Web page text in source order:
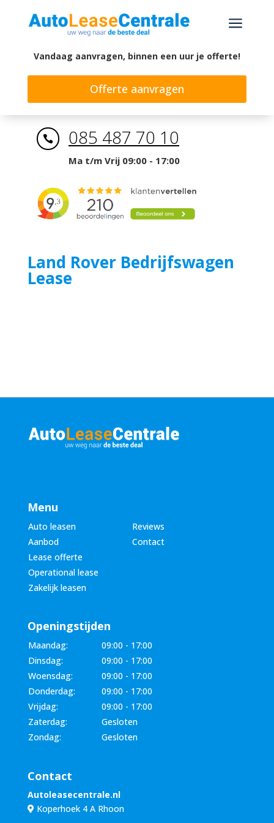
a
Vandaag aanvragen, binnen een uur je offerte!
Offerte aanvragen
 085 487 70 10
Ma t/m Vrij 09:00 - 17:00
Land Rover Bedrijfswagen
Lease
Menu
Auto leasen
Reviews
Aanbod
Contact
Lease offerte
Operational lease
Zakelijk leasen
Openingstijden
Maandag:
09:00 - 17:00
Dinsdag:
09:00 - 17:00
Woensdag:
09:00 - 17:00
Donderdag:
09:00 - 17:00
Vrijdag:
09:00 - 17:00
Zaterdag:
Gesloten
Zondag:
Gesloten
Contact
Autoleasecentrale.nl
Koperhoek 4 A Rhoon